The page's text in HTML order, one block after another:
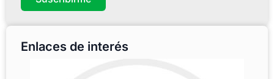
Enlaces de interés